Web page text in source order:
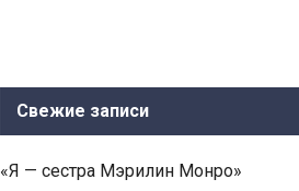
Свежие записи
«Я — сестра Мэрилин Монро»